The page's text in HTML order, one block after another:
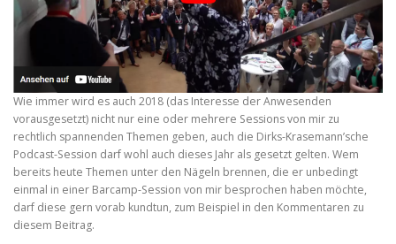
Wie immer wird es auch 2018 (das Interesse der Anwesenden
vorausgesetzt) nicht nur eine oder mehrere Sessions von mir zu
rechtlich spannenden Themen geben, auch die Dirks-Krasemann’sche
Podcast-Session darf wohl auch dieses Jahr als gesetzt gelten. Wem
bereits heute Themen unter den Nägeln brennen, die er unbedingt
einmal in einer Barcamp-Session von mir besprochen haben möchte,
darf diese gern vorab kundtun, zum Beispiel in den Kommentaren zu
diesem Beitrag.